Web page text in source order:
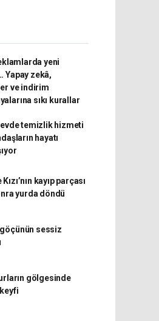
yeni
Yapay zekâ,
ve indirim
sıkı kurallar
temizlik hizmeti
hayatı
kayıp parçası
yurda döndü
sessiz
gölgesinde